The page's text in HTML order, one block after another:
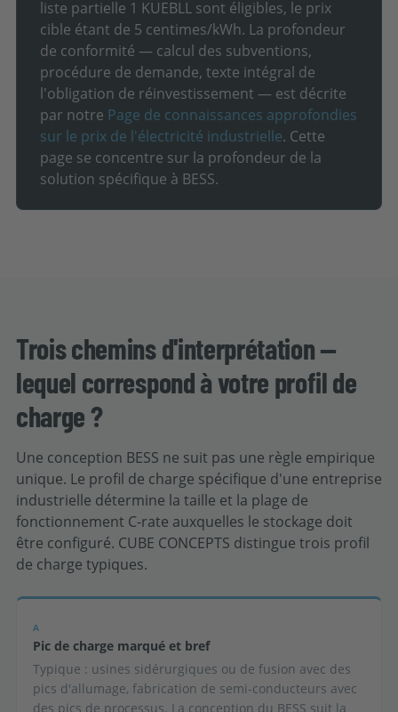
liste partielle 1 KUEBLL sont éligibles, le prix
cible étant de 5 centimes/kWh. La profondeur
de conformité — calcul des subventions,
procédure de demande, texte intégral de
l'obligation de réinvestissement — est décrite
par notre Page de connaissances approfondies
sur le prix de l'électricité industrielle. Cette
page se concentre sur la profondeur de la
solution spécifique à BESS.
Trois chemins d'interprétation —
lequel correspond à votre profil de
charge ?
Une conception BESS ne suit pas une règle empirique
unique. Le profil de charge spécifique d'une entreprise
industrielle détermine la taille et la plage de
fonctionnement C-rate auxquelles le stockage doit
être configuré. CUBE CONCEPTS distingue trois profil
de charge typiques.
A
Pic de charge marqué et bref
Typique : usines sidérurgiques ou de fusion avec des
pics d'allumage, fabrication de semi-conducteurs avec
des pics de processus. La conception du BESS suit la